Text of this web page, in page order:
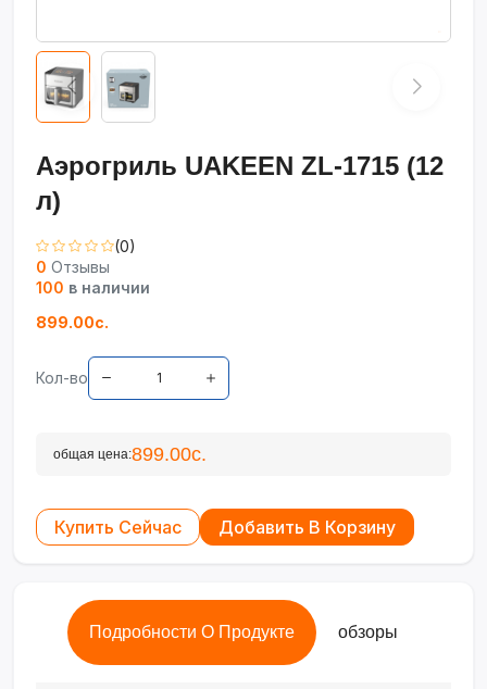
Аэрогриль UAKEEN ZL-1715 (12
л)
(0)
0 Отзывы
100 в наличии
899.00с.
Кол-во
общая цена:899.00с.
Купить Сейчас Добавить В Корзину
Подробности О Продукте обзоры